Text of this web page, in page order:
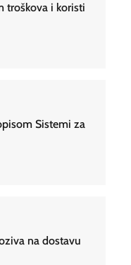
troškova i koristi
Sistemi za
na dostavu